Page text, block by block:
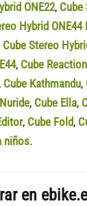
ONE22, Cube
Hybrid ONE44
Cube Stereo
, Cube
, Cube Kathmandu,
, Cube Ella,
, Cube Fold,
niños.
en